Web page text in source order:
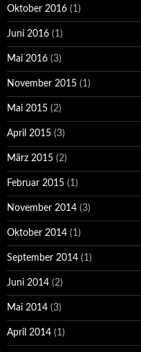
Oktober 2016 (1)
Juni 2016 (1)
Mai 2016 (3)
November 2015 (1)
Mai 2015 (2)
April 2015 (3)
März 2015 (2)
Februar 2015 (1)
November 2014 (3)
Oktober 2014 (1)
September 2014 (1)
Juni 2014 (2)
Mai 2014 (3)
April 2014 (1)